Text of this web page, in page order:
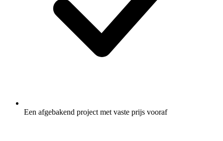
Een afgebakend project met vaste prijs vooraf